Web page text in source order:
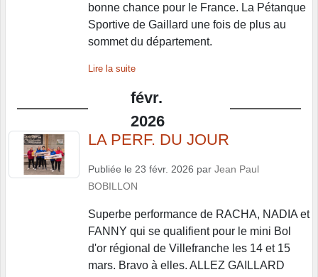
bonne chance pour le France. La Pétanque
Sportive de Gaillard une fois de plus au
sommet du département.
Lire la suite
févr.
2026
LA PERF. DU JOUR
Publiée le 23 févr. 2026 par Jean Paul
BOBILLON
Superbe performance de RACHA, NADIA et
FANNY qui se qualifient pour le mini Bol
d'or régional de Villefranche les 14 et 15
mars. Bravo à elles. ALLEZ GAILLARD